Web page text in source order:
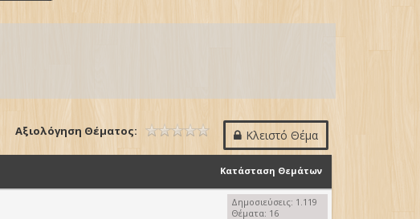
Κλειστό Θέμα
Αξιολόγηση Θέματος:
Κατάσταση Θεμάτων
Δημοσιεύσεις: 1.119
Θέματα: 16